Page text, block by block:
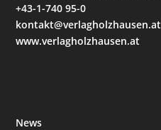
+43-1-740 95-0
kontakt@verlagholzhausen.at
www.verlagholzhausen.at
News